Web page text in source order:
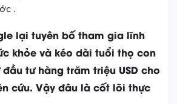
.
lại tuyên bố tham gia lĩnh
khỏe và kéo dài tuổi thọ con
tư hàng trăm triệu USD cho
cứu. Vậy đâu là cốt lõi thực